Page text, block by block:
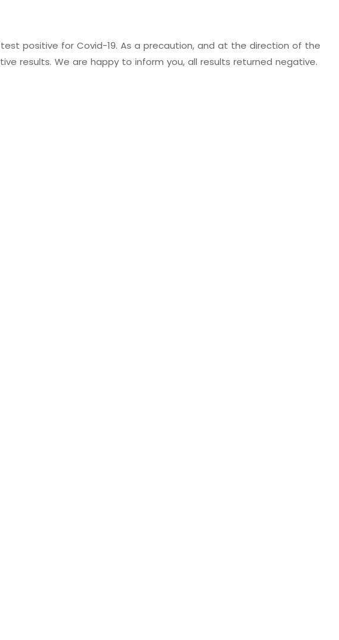
test positive for Covid-19. As a precaution, and at the direction of the
tive results. We are happy to inform you, all results returned negative.